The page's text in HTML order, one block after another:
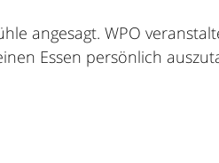
angesagt. WPO
Essen persönlich